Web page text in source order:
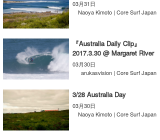
03月31日
Naoya Kimoto | Core Surf Japan
『Australia Daily Clip』
2017.3.30 @ Margaret River
03月30日
arukasvision | Core Surf Japan
3/28 Australia Day
03月30日
Naoya Kimoto | Core Surf Japan
小川予報士
上條将美
唐澤予報士
ゴン